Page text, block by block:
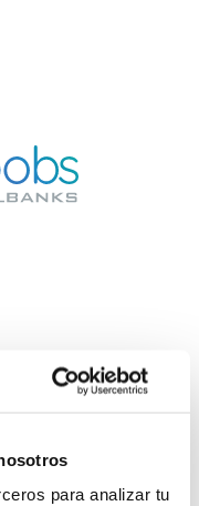
para analizar tu